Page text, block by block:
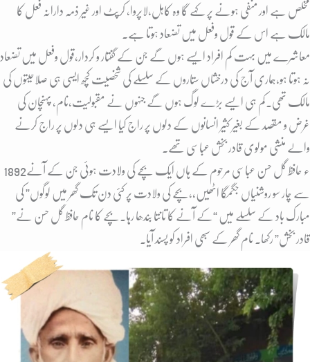
مخلص ہے اور منفی ہونے پر کہے گا وہ کاہل،لاپروا، کرپٹ اور غیر ذمہ دارانہ فعل کا
مالک ہے اس کے قول وفعل میں تضعاد ہوتا ہے۔
معاشرے میں بہت کم افراد ایسے ہوں گے جن کے گفتار و کردار،قول وفعل میں تضعاد
نہ ہوتا ہو،ہماری آج کی درخشاں ستاروں کے سلسلے کی شخصیت کچھ ایسی ہی صلاحیتوں کی
مالک تھی۔کم ہی ایسے بڑے لوگ ہوں گے جنہوں نے مقبولیت،نام، پہنچان کی
غرض و مقصد کے بغیر کثیر انسانوں کے دلوں پر راج کیا ایسے ہی دلوں پر راج کرنے
والے منشی مولوی قادر بخش عباسی تھے۔
1892ء حافظ گل حسن عباسی مرحوم کے ہاں ایک بچے کی ولادت ہوئی جن کے آنے
سے چار سو روشنیاں جگمگا اٹھیں،،بچے کی ولادت پر کئی دن تک گھر میں لوگوں” کی
مبارک باد کے سلسلے میں “کے آنے کا تانتا بندھا رہا۔بچے کا نام حافظ گل حسن نے”
قادر بخش” رکھا۔ نام گھر کے سبھی افراد کو پسند آیا۔